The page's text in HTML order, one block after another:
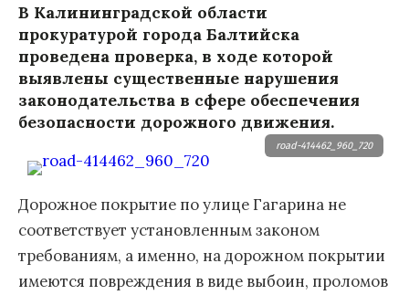
В Калининградской области
прокуратурой города Балтийска
проведена проверка, в ходе которой
выявлены существенные нарушения
законодательства в сфере обеспечения
безопасности дорожного движения.
road-414462_960_720
Дорожное покрытие по улице Гагарина не
соответствует установленным законом
требованиям, а именно, на дорожном покрытии
имеются повреждения в виде выбоин, проломов